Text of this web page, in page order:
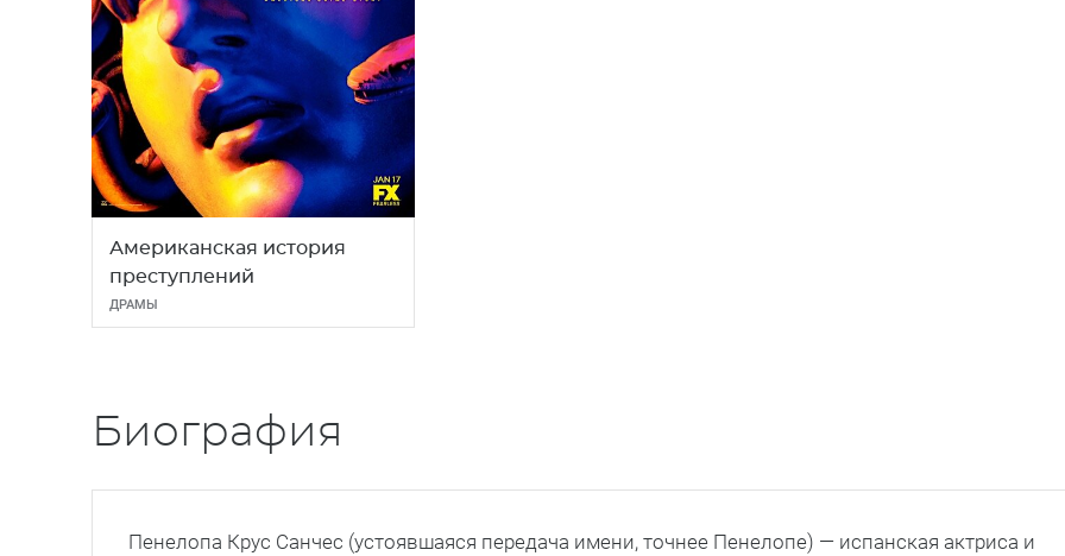
Американская история
преступлений
ДРАМЫ
Биография
Пенелопа Крус Санчес (устоявшаяся передача имени, точнее Пенелопе) — испанская актриса и